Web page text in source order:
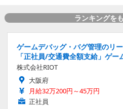
ランキングを
ゲームデバッグ・バグ管理のリ
「正社員/交通費全額支給」ゲー
株式会社RIOT
大阪府
月給32万200円～45万円
正社員